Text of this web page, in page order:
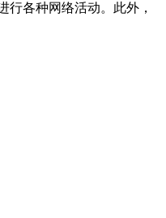
各种网络活动。此外，